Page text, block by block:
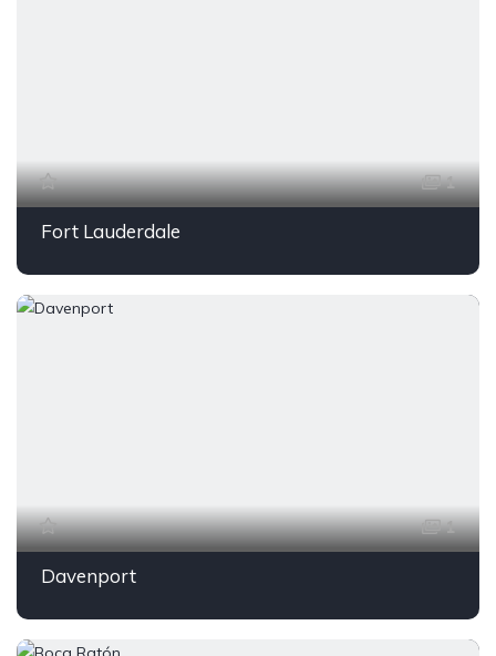
1
Fort Lauderdale
1
Davenport